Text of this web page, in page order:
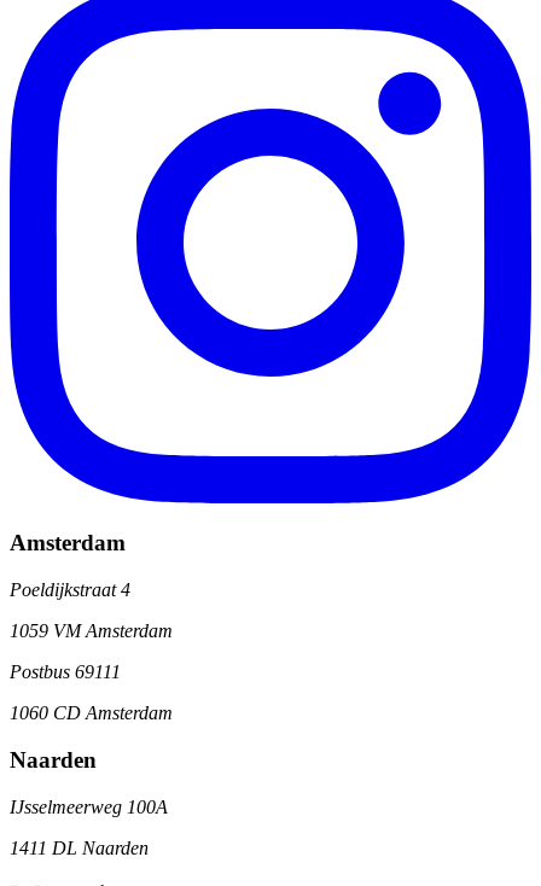
Amsterdam
Poeldijkstraat 4
1059 VM Amsterdam
Postbus 69111
1060 CD Amsterdam
Naarden
IJsselmeerweg 100A
1411 DL Naarden